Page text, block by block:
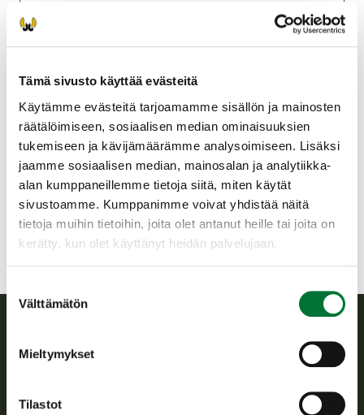
Tämä sivusto käyttää evästeitä
Käytämme evästeitä tarjoamamme sisällön ja mainosten
räätälöimiseen, sosiaalisen median ominaisuuksien
tukemiseen ja kävijämäärämme analysoimiseen. Lisäksi
jaamme sosiaalisen median, mainosalan ja analytiikka-
alan kumppaneillemme tietoja siitä, miten käytät
sivustoamme. Kumppanimme voivat yhdistää näitä
tietoja muihin tietoihin, joita olet antanut heille tai joita on
kerätty, kun olet käyttänyt heidän palvelujaan.
valinta
Välttämätön
Mieltymykset
Tilastot
Sunnuntaisin: syyskuussa 6.9,13.9,20.9,27.9,
12-13 ilmoittautuminen klo 12.00-13.00
Maksu 20€/suorituskerta
Lempäälän seudun
riistanhoitoyhdistys
Pohjois-Häme
0440624642
lempaala@rhy.riista.fi
Suomen riistakeskus
Suomen riistakeskus edistää kestävää riistataloutta, tukee
riistanhoitoyhdistysten toimintaa ja huolehtii riistapolitiikan